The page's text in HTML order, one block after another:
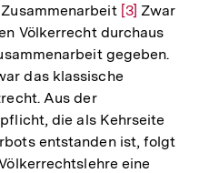
Zur
Auflösung
der
Fußnote
[3] Zwar
Völkerrecht durchaus
gegeben.
das klassische
Aus der
die als Kehrseite
entstanden ist, folgt
eine